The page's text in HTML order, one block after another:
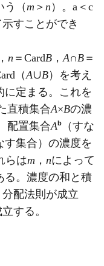
う（m ＞ n ）。a＜c
すことができ
， n ＝CardB ，A∩B ＝
（A∪B）を考え
に定まる。これを
直積集合A×Bの濃
配置集合Ab
（すな
す集合）の濃度を
らはm ， nによって
る。濃度の和と積
配法則が成立
する。